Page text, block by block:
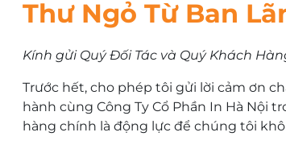
Thư Ngỏ Từ Ban
Kính gửi Quý Đối Tác và Quý Khách
Trước hết, cho phép tôi gửi lời cảm ơn
hành cùng Công Ty Cổ Phần In Hà Nội
hàng chính là động lực để chúng tôi